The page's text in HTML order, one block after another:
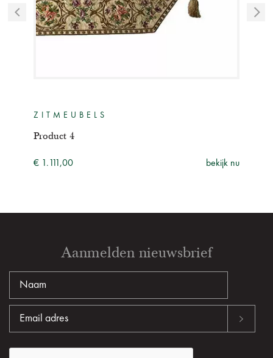
ZITMEUBELS
Product 4
€ 1.111,00 bekijk nu
Aanmelden nieuwsbrief